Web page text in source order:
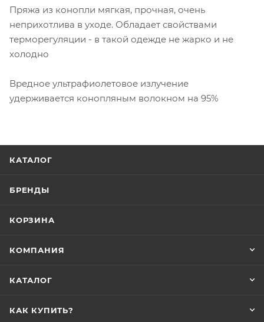
Пряжа из конопли мягкая, прочная, очень
неприхотлива в уходе. Обладает свойствами
терморегуляции - в такой одежде не жарко и не
холодно
Вредное ультрафиолетовое излучение
удерживается конопляным волокном на 95%
КАТАЛОГ
БРЕНДЫ
КОРЗИНА
КОМПАНИЯ
КАТАЛОГ
КАК КУПИТЬ?